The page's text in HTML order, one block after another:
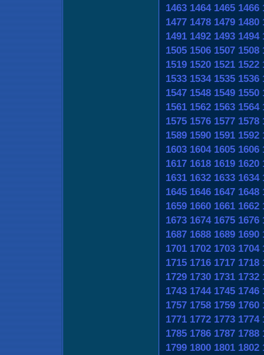
1463 1464 1465 1466
1477 1478 1479 1480
1491 1492 1493 1494
1505 1506 1507 1508
1519 1520 1521 1522
1533 1534 1535 1536
1547 1548 1549 1550
1561 1562 1563 1564
1575 1576 1577 1578
1589 1590 1591 1592
1603 1604 1605 1606
1617 1618 1619 1620
1631 1632 1633 1634
1645 1646 1647 1648
1659 1660 1661 1662
1673 1674 1675 1676
1687 1688 1689 1690
1701 1702 1703 1704
1715 1716 1717 1718
1729 1730 1731 1732
1743 1744 1745 1746
1757 1758 1759 1760
1771 1772 1773 1774
1785 1786 1787 1788
1799 1800 1801 1802